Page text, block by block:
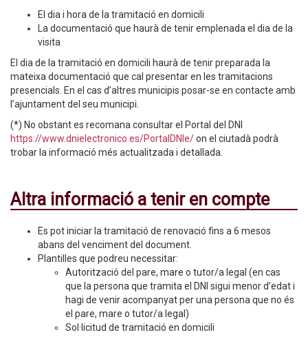
El dia i hora de la tramitació en domicili
La documentació que haurà de tenir emplenada el dia de la
visita
El dia de la tramitació en domicili haurà de tenir preparada la
mateixa documentació que cal presentar en les tramitacions
presencials. En el cas d’altres municipis posar-se en contacte amb
l’ajuntament del seu municipi.
(*) No obstant es recomana consultar el Portal del DNI
https://www.dnielectronico.es/PortalDNIe/on el ciutadà podrà
trobar la informació més actualitzada i detallada.
Altra informació a tenir en compte
Es pot iniciar la tramitació de renovació fins a 6 mesos
abans del venciment del document.
Plantilles que podreu necessitar:
Autorització del pare, mare o tutor/a legal (en cas
que la persona que tramita el DNI sigui menor d’edat i
hagi de venir acompanyat per una persona que no és
el pare, mare o tutor/a legal)
Sol·licitud de tramitació en domicili